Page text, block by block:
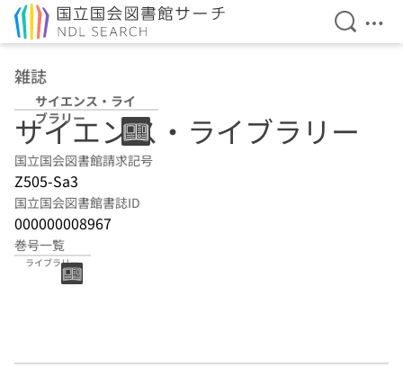
検索を
メ
雑誌
サイエンス・ライ
ブラリー
サイエンス・ライブラリー
国立国会図書館請求記号
Z505-Sa3
国立国会図書館書誌ID
000000008967
巻号一覧
サイエンス・
ライブラリー